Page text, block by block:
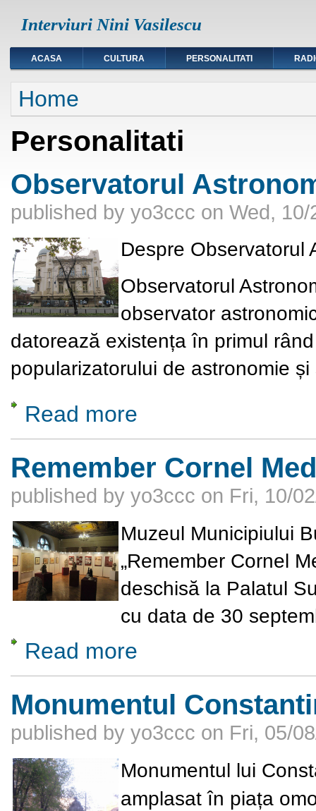
Interviuri Nini Vasilescu
ACASA CULTURA PERSONALITATI
You are here
Home
Personalitati
Observatorul
published by yo3ccc on Wed,
Despre Observatorul
Observatorul
observator
datorează existența în primul
popularizatorului de astronomie
Read more
Remember Cornel
published by yo3ccc on Fri, 10/
Muzeul Municipiului
„Remember Cornel
deschisă la Palatul
cu data de 30
Read more
Monumentul
published by yo3ccc on Fri, 05/
Monumentul lui
amplasat în piața